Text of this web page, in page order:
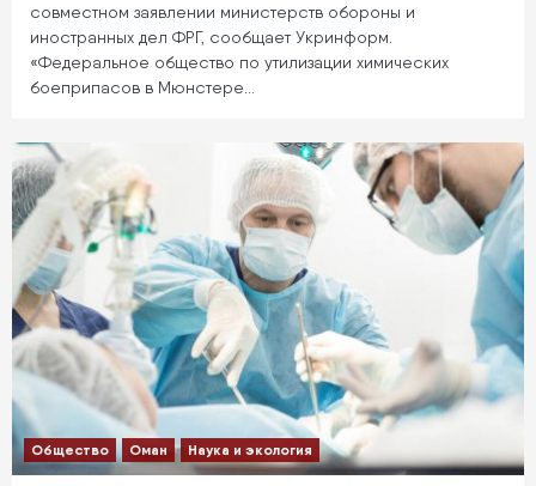
совместном заявлении министерств обороны и
иностранных дел ФРГ, сообщает Укринформ.
«Федеральное общество по утилизации химических
боеприпасов в Мюнстере…
Общество Оман Наука и экология